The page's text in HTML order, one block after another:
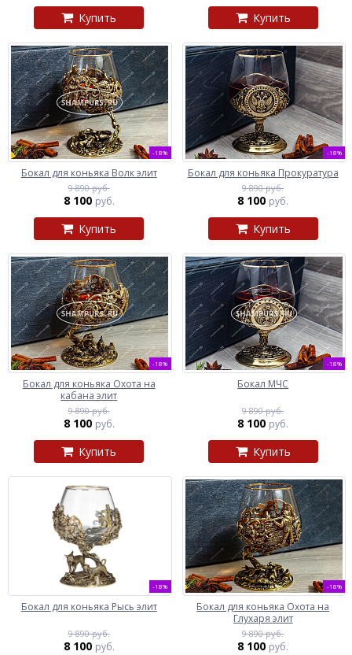
Купить Купить
-18%
Бокал для коньяка Волк элит
9 890 руб.
8 100 руб.
Купить
-18%
Бокал для коньяка Прокуратура
9 890 руб.
8 100 руб.
Купить
-18%
Бокал для коньяка Охота на
кабана элит
9 890 руб.
8 100 руб.
Купить
-18%
Бокал МЧС
9 890 руб.
8 100 руб.
Купить
-18%
Бокал для коньяка Рысь элит
9 890 руб.
8 100 руб.
-18%
Бокал для коньяка Охота на
Глухаря элит
9 890 руб.
8 100 руб.